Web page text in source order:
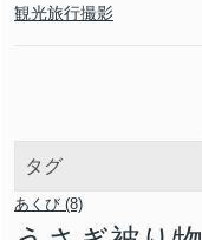
観光旅行撮影
タグ
あくび (8)